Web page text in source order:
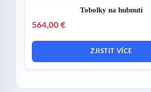
Tobolky na hubnutí
564,00 €
ZJISTIT VÍCE